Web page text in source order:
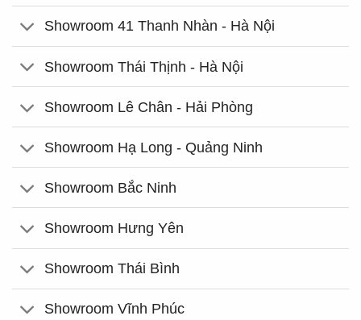
Showroom 41 Thanh Nhàn - Hà Nội
Showroom Thái Thịnh - Hà Nội
Showroom Lê Chân - Hải Phòng
Showroom Hạ Long - Quảng Ninh
Showroom Bắc Ninh
Showroom Hưng Yên
Showroom Thái Bình
Showroom Vĩnh Phúc